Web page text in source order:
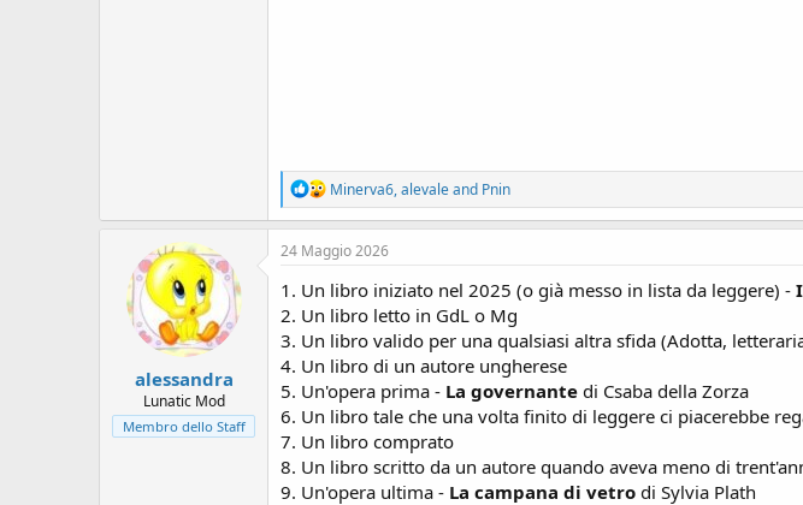
R
e
a
c
t
i
o
n
s
:
Minerva6,alevaleand Pnin
alessandra
Lunatic Mod
Membro dello Staff
24 Maggio 2026
1. Un libro iniziato nel 2025 (o già messo in lista da leggere) -
2. Un libro letto in GdL o Mg
3. Un libro valido per una qualsiasi altra sfida (Adotta,
4. Un libro di un autore ungherese
5. Un'opera prima - La governante di Csaba della Zorza
6. Un libro tale che una volta finito di leggere ci piacerebbe
7. Un libro comprato
8. Un libro scritto da un autore quando aveva meno di
9. Un'opera ultima - La campana di vetro di Sylvia Plath